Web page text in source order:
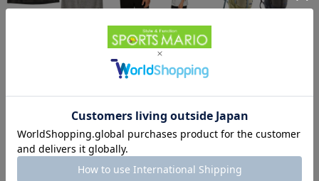
Shirt
オン クラブT On Club T
6,600円（税込）